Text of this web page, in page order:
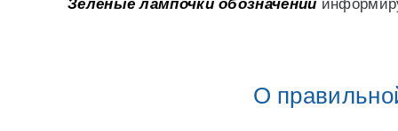
Зеленые лампочки обозначений
О